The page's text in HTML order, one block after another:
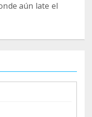
aún late el